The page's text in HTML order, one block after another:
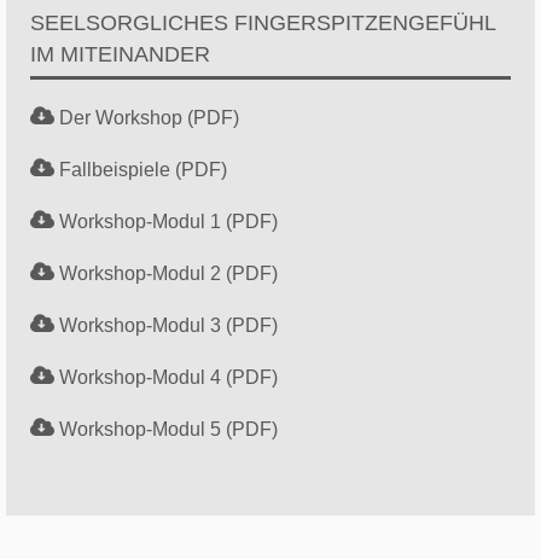
SEELSORGLICHES FINGERSPITZENGEFÜHL
IM MITEINANDER
Der Workshop (PDF)
Fallbeispiele (PDF)
Workshop-Modul 1 (PDF)
Workshop-Modul 2 (PDF)
Workshop-Modul 3 (PDF)
Workshop-Modul 4 (PDF)
Workshop-Modul 5 (PDF)